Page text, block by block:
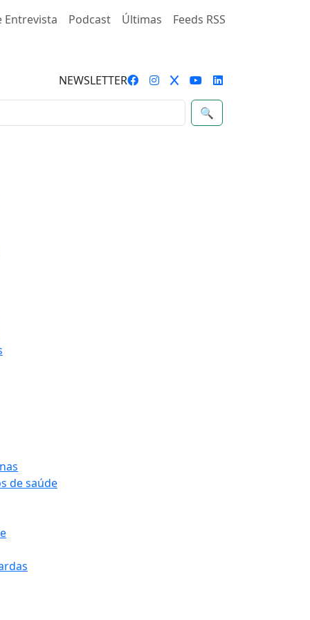
Entrevista Podcast Últimas Feeds RSS
NEWSLETTER
🔍
de saúde